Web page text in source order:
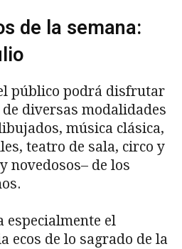
de la semana:
público podrá disfrutar
de diversas modalidades
música clásica,
teatro de sala, circo y
novedosos– de los
especialmente el
ecos de lo sagrado de la